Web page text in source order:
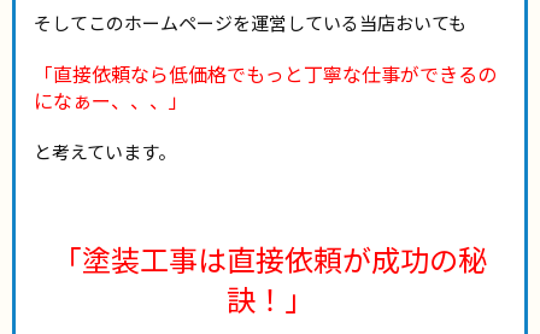
そしてこのホームページを運営している当店おいても
「直接依頼なら低価格でもっと丁寧な仕事ができるの
になぁー、、、」
と考えています。
「塗装工事は直接依頼が成功の秘
訣！」